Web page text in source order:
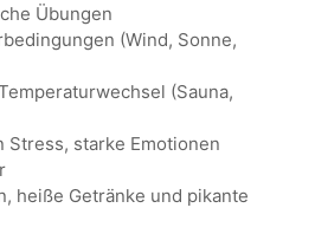
Übungen
(Wind, Sonne,
(Sauna,
Stress, starke Emotionen
heiße Getränke und pikante